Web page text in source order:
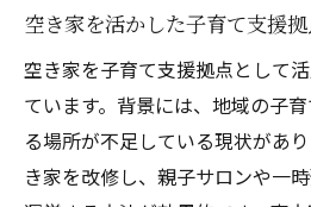
空き家を活かした子育て支援
空き家を子育て支援拠点として
ています。背景には、地域の子
る場所が不足している現状があ
き家を改修し、親子サロンや一